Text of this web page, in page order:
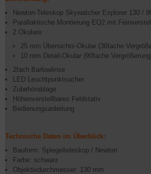
Newton-Teleskop Skywatcher Explorer 130 /
Parallaktische Montierung EQ2 mit
2 Okulare:
25 mm Übersichts-Okular (36fache
10 mm Detail-Okular (90fache
2fach Barlowlinse
LED Leuchtpunktsucher
Zubehörablage
Höhenverstellbares Feldstativ
Bedienungsanleitung
Technische Daten im Überblick:
Bauform: Spiegelteleskop / Newton
Farbe: schwarz
Objektivdurchmesser: 130 mm